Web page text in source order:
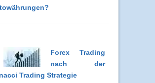
Forex Trading
nach der
Trading Strategie